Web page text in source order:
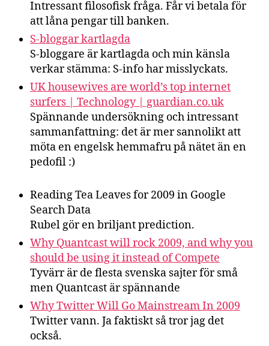
Intressant filosofisk fråga. Får vi betala för
att låna pengar till banken.
S-bloggar kartlagda
S-bloggare är kartlagda och min känsla
verkar stämma: S-info har misslyckats.
UK housewives are world’s top internet
surfers | Technology | guardian.co.uk
Spännande undersökning och intressant
sammanfattning: det är mer sannolikt att
möta en engelsk hemmafru på nätet än en
pedofil :)
Reading Tea Leaves for 2009 in Google
Search Data
Rubel gör en briljant prediction.
Why Quantcast will rock 2009, and why you
should be using it instead of Compete
Tyvärr är de flesta svenska sajter för små
men Quantcast är spännande
Why Twitter Will Go Mainstream In 2009
Twitter vann. Ja faktiskt så tror jag det
också.